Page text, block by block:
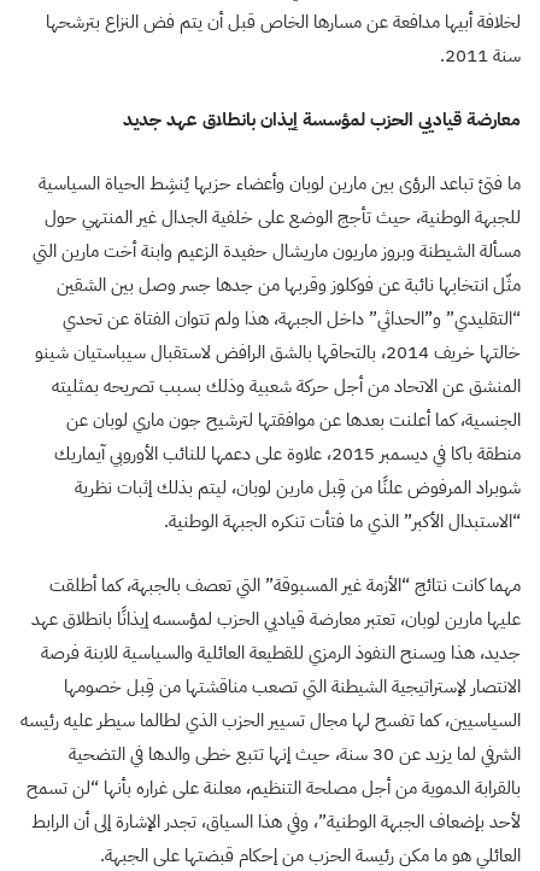
لخلافة أبيها مدافعة عن مسارها الخاص قبل أن يتم فض النزاع بترشحها
سنة 2011.
معارضة قياديي الحزب لمؤسسة إيذان بانطلاق عهد جديد
ما فتئ تباعد الرؤى بين مارين لوبان وأعضاء حزبها يُنشِط الحياة السياسية
للجبهة الوطنية، حيث تأجج الوضع على خلفية الجدال غير المنتهي حول
مسألة الشيطنة وبروز ماريون ماريشال حفيدة الزعيم وابنة أخت مارين التي
مثّل انتخابها نائبة عن فوكلوز وقربها من جدها جسر وصل بين الشقين
“التقليدي” و”الحداثي” داخل الجبهة، هذا ولم تتوان الفتاة عن تحدي
خالتها خريف 2014، بالتحاقها بالشق الرافض لاستقبال سيباستيان شينو
المنشق عن الاتحاد من أجل حركة شعبية وذلك بسبب تصريحه بمثليته
الجنسية، كما أعلنت بعدها عن موافقتها لترشيح جون ماري لوبان عن
منطقة باكا في ديسمبر 2015، علاوة على دعمها للنائب الأوروبي آيماريك
شوبراد المرفوض علنًا من قِبل مارين لوبان، ليتم بذلك إثبات نظرية
“الاستبدال الأكبر” الذي ما فتأت تنكره الجبهة الوطنية.
مهما كانت نتائج “الأزمة غير المسبوقة” التي تعصف بالجبهة، كما أطلقت
عليها مارين لوبان، تعتبر معارضة قياديي الحزب لمؤسسه إيذانًا بانطلاق عهد
جديد، هذا ويسنح النفوذ الرمزي للقطيعة العائلية والسياسية للابنة فرصة
الانتصار لإستراتيجية الشيطنة التي تصعب مناقشتها من قِبل خصومها
السياسيين، كما تفسح لها مجال تسيير الحزب الذي لطالما سيطر عليه رئيسه
الشرفي لما يزيد عن 30 سنة، حيث إنها تتبع خطى والدها في التضحية
بالقرابة الدموية من أجل مصلحة التنظيم، معلنة على غراره بأنها “لن تسمح
لأحد بإضعاف الجبهة الوطنية”، وفي هذا السياق، تجدر الإشارة إلى أن الرابط
العائلي هو ما مكن رئيسة الحزب من إحكام قبضتها على الجبهة.